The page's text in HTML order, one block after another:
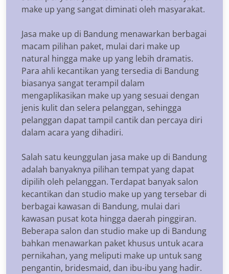
make up yang sangat diminati oleh masyarakat.
Jasa make up di Bandung menawarkan berbagai
macam pilihan paket, mulai dari make up
natural hingga make up yang lebih dramatis.
Para ahli kecantikan yang tersedia di Bandung
biasanya sangat terampil dalam
mengaplikasikan make up yang sesuai dengan
jenis kulit dan selera pelanggan, sehingga
pelanggan dapat tampil cantik dan percaya diri
dalam acara yang dihadiri.
Salah satu keunggulan jasa make up di Bandung
adalah banyaknya pilihan tempat yang dapat
dipilih oleh pelanggan. Terdapat banyak salon
kecantikan dan studio make up yang tersebar di
berbagai kawasan di Bandung, mulai dari
kawasan pusat kota hingga daerah pinggiran.
Beberapa salon dan studio make up di Bandung
bahkan menawarkan paket khusus untuk acara
pernikahan, yang meliputi make up untuk sang
pengantin, bridesmaid, dan ibu-ibu yang hadir.